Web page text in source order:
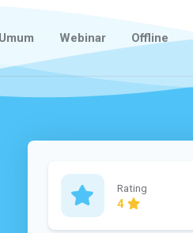
Umum Webinar Offline
Rating
4